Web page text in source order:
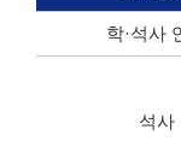
학·석사
석사